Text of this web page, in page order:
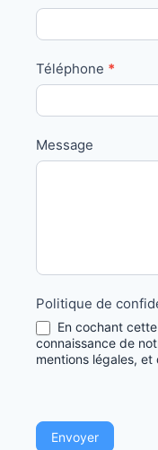
Téléphone *
Message
Politique de
En cochant
connaissance de
mentions légales,
Envoyer